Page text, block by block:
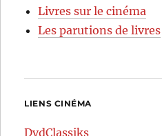
Livres sur le cinéma
Les parutions de livres
LIENS CINÉMA
DvdClassiks